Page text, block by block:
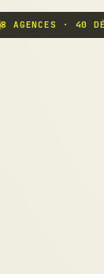
8 AGENCES · 40